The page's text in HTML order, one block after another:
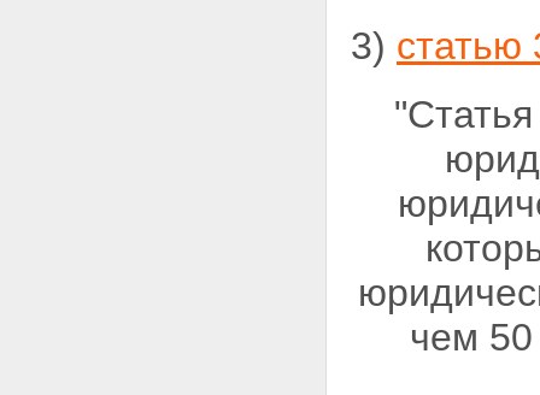
3) статью
чем 50